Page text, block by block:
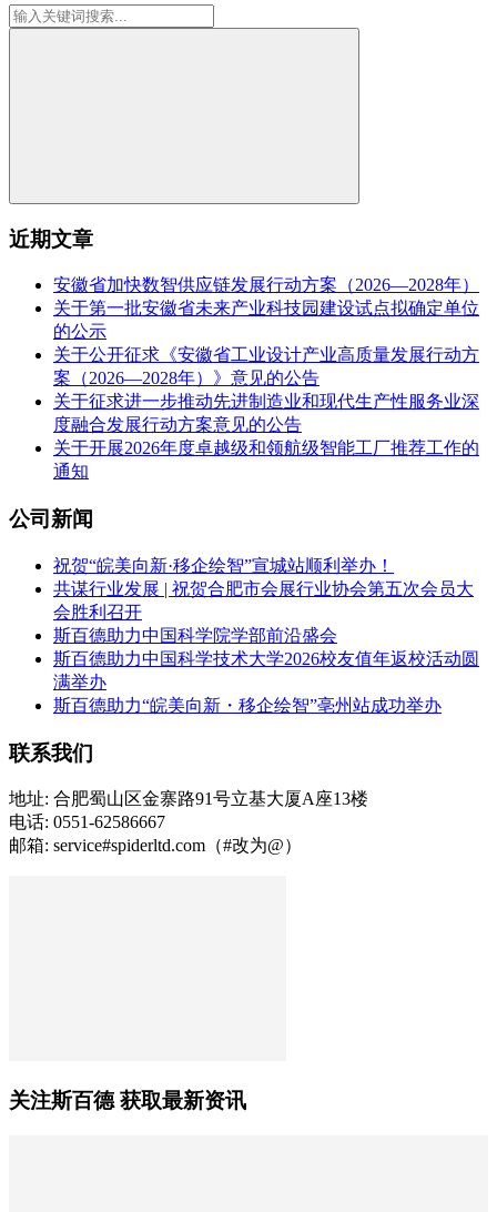
近期文章
安徽省加快数智供应链发展行动方案（2026—2028年）
关于第一批安徽省未来产业科技园建设试点拟确定单位
的公示
关于公开征求《安徽省工业设计产业高质量发展行动方
案（2026—2028年）》意见的公告
关于征求进一步推动先进制造业和现代生产性服务业深
度融合发展行动方案意见的公告
关于开展2026年度卓越级和领航级智能工厂推荐工作的
通知
公司新闻
祝贺“皖美向新·移企绘智”宣城站顺利举办！
共谋行业发展 | 祝贺合肥市会展行业协会第五次会员大
会胜利召开
斯百德助力中国科学院学部前沿盛会
斯百德助力中国科学技术大学2026校友值年返校活动圆
满举办
斯百德助力“皖美向新・移企绘智”亳州站成功举办
联系我们
地址: 合肥蜀山区金寨路91号立基大厦A座13楼
电话: 0551-62586667
邮箱: service#spiderltd.com（#改为@）
关注斯百德 获取最新资讯